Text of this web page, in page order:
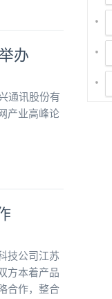
办
通讯股份有
产业高峰论
技公司江苏
方本着产品
合作，整合